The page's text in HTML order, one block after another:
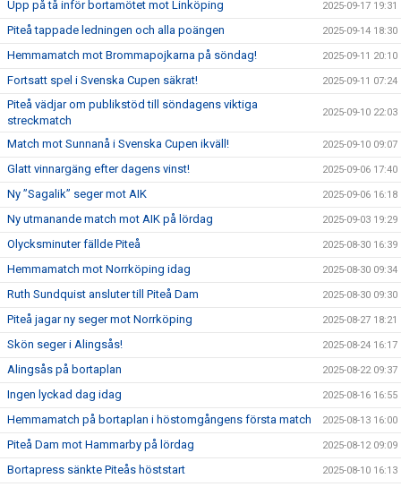
Upp på tå inför bortamötet mot Linköping 2025-09-17 19:31
Piteå tappade ledningen och alla poängen 2025-09-14 18:30
Hemmamatch mot Brommapojkarna på söndag! 2025-09-11 20:10
Fortsatt spel i Svenska Cupen säkrat! 2025-09-11 07:24
Piteå vädjar om publikstöd till söndagens viktiga
streckmatch
2025-09-10 22:03
Match mot Sunnanå i Svenska Cupen ikväll! 2025-09-10 09:07
Glatt vinnargäng efter dagens vinst! 2025-09-06 17:40
Ny ”Sagalik” seger mot AIK 2025-09-06 16:18
Ny utmanande match mot AIK på lördag 2025-09-03 19:29
Olycksminuter fällde Piteå 2025-08-30 16:39
Hemmamatch mot Norrköping idag 2025-08-30 09:34
Ruth Sundquist ansluter till Piteå Dam 2025-08-30 09:30
Piteå jagar ny seger mot Norrköping 2025-08-27 18:21
Skön seger i Alingsås! 2025-08-24 16:17
Alingsås på bortaplan 2025-08-22 09:37
Ingen lyckad dag idag 2025-08-16 16:55
Hemmamatch på bortaplan i höstomgångens första match 2025-08-13 16:00
Piteå Dam mot Hammarby på lördag 2025-08-12 09:09
Bortapress sänkte Piteås höststart 2025-08-10 16:13